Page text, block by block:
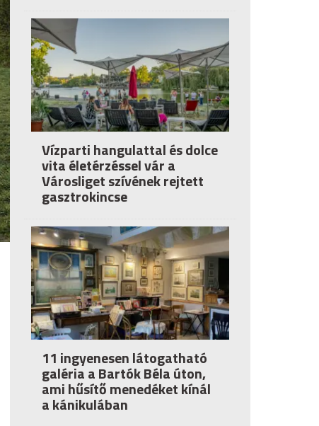
Vízparti hangulattal és dolce
vita életérzéssel vár a
Városliget szívének rejtett
gasztrokincse
11 ingyenesen látogatható
galéria a Bartók Béla úton,
ami hűsítő menedéket kínál
a kánikulában